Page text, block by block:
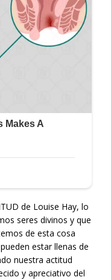
de Louise Hay, lo
seres divinos y que
de esta cosa
estar llenas de
nuestra actitud
y apreciativo del